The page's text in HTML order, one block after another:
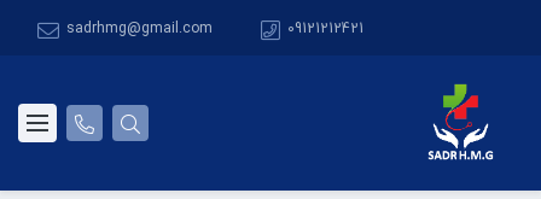
09121212421
sadrhmg@gmail.com